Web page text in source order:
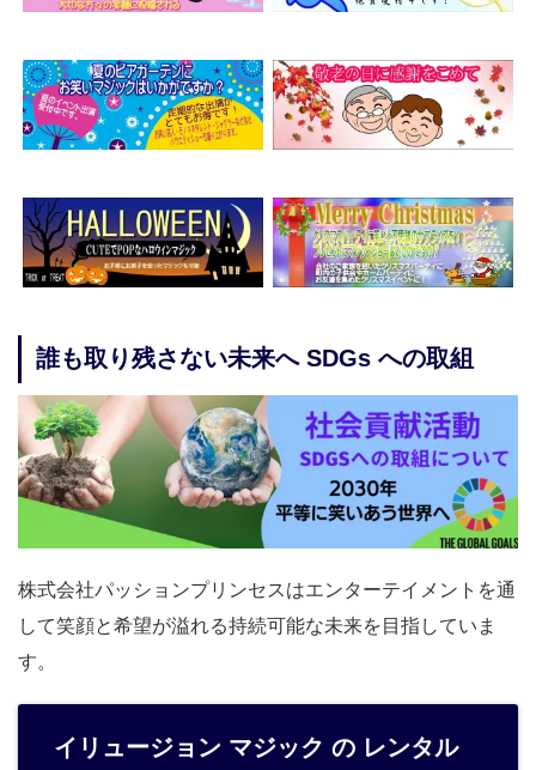
誰も取り残さない未来へ SDGs への取組
株式会社パッションプリンセスはエンターテイメントを通
して笑顔と希望が溢れる持続可能な未来を目指していま
す。
イリュージョン マジック の レンタル